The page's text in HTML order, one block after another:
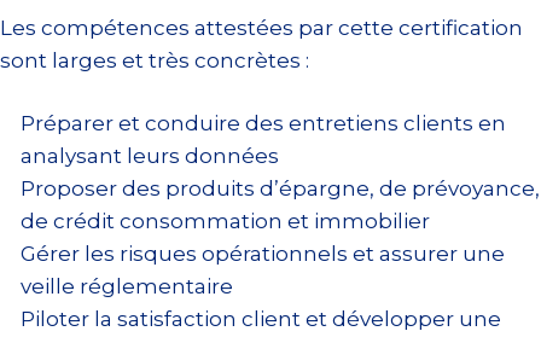
Les compétences attestées par cette certification
sont larges et très concrètes :
Préparer et conduire des entretiens clients en
analysant leurs données
Proposer des produits d’épargne, de prévoyance,
de crédit consommation et immobilier
Gérer les risques opérationnels et assurer une
veille réglementaire
Piloter la satisfaction client et développer une